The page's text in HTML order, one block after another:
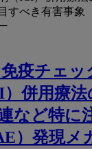
免疫チェ
併⽤療
など特に
）発現メ